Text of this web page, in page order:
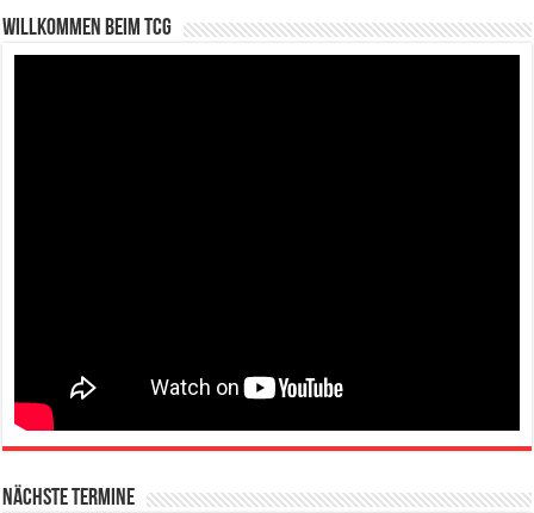
Willkommen beim TCG
Nächste Termine